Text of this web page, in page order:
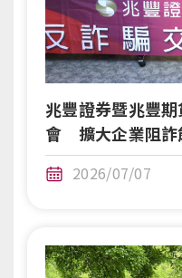
兆豐證券暨兆豐
會 擴大企業阻詐
2026/07/07